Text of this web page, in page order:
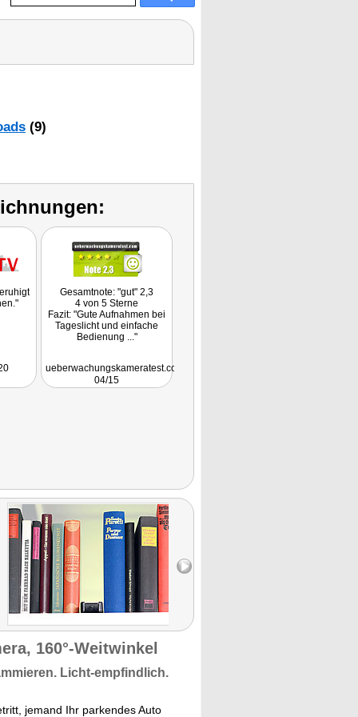
(9)
Gesamtnote: "gut" 2,3
4 von 5 Sterne
Fazit: "Gute Aufnahmen bei
Tageslicht und einfache
Bedienung ..."
ueberwachungskameratest.com
04/15
160°-Weitwinkel
Licht-empfindlich.
jemand Ihr parkendes Auto